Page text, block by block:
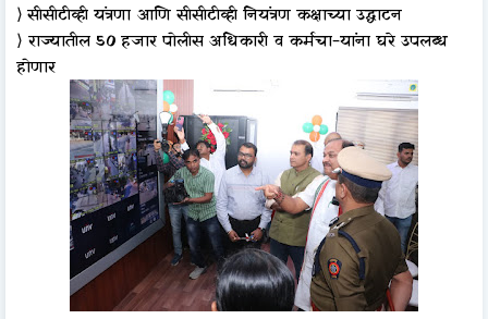
⟩ सीसीटीव्ही यंत्रणा आणि सीसीटीव्ही नियंत्रण कक्षाच्या उद्घाटन
⟩ राज्यातील 50 हजार पोलीस अधिकारी व कर्मचा-यांना घरे उपलब्ध
होणार